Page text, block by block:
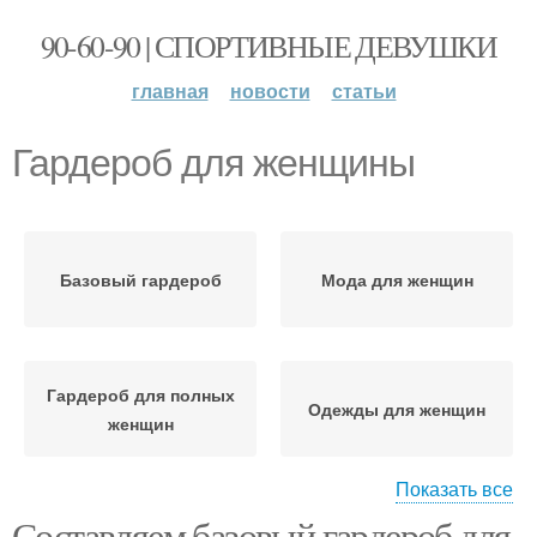
90-60-90 | СПОРТИВНЫЕ ДЕВУШКИ
главная новости статьи
Гардероб для женщины
Базовый гардероб Мода для женщин
Гардероб для полных
женщин
Одежды для женщин
Показать все